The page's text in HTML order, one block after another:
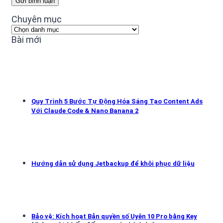
Chuyên mục
Chuyên
mục
Bài mới
Quy Trình 5 Bước Tự Động Hóa Sáng Tạo Content Ads
Với Claude Code & Nano Banana 2
Hướng dẫn sử dụng Jetbackup để khôi phục dữ liệu
Bảo vệ: Kích hoạt Bản quyền số Uyên 10 Pro bằng Key